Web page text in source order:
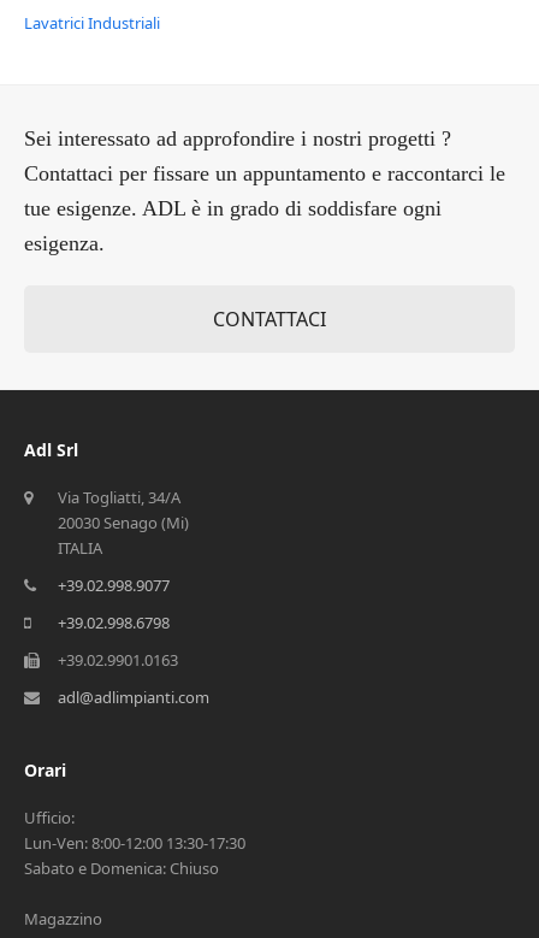
Lavatrici Industriali
Sei interessato ad approfondire i nostri progetti ?
Contattaci per fissare un appuntamento e raccontarci le
tue esigenze. ADL è in grado di soddisfare ogni
esigenza.
CONTATTACI
Adl Srl
Via Togliatti, 34/A
20030 Senago (Mi)
ITALIA
+39.02.998.9077
+39.02.998.6798
+39.02.9901.0163
adl@adlimpianti.com
Orari
Ufficio:
Lun-Ven: 8:00-12:00 13:30-17:30
Sabato e Domenica: Chiuso
Magazzino